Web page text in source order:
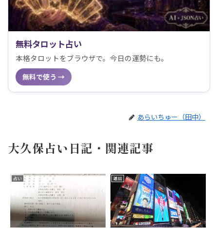
無料タロット占い
本格タロットをブラウザで。今日の運勢にも。
無料で使う →
あらいちゅー（田中）
大久保占い日記・関連記事
占い 雑談